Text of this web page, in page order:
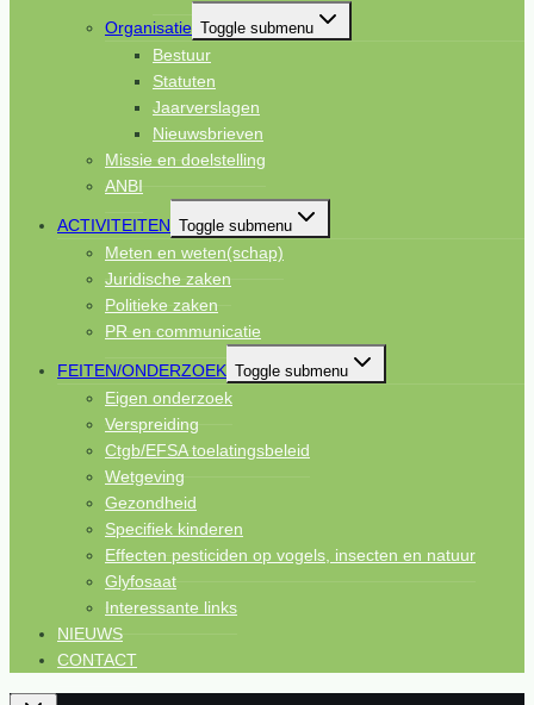
Organisatie Toggle submenu
Bestuur
Statuten
Jaarverslagen
Nieuwsbrieven
Missie en doelstelling
ANBI
ACTIVITEITEN Toggle submenu
Meten en weten(schap)
Juridische zaken
Politieke zaken
PR en communicatie
FEITEN/ONDERZOEK Toggle submenu
Eigen onderzoek
Verspreiding
Ctgb/EFSA toelatingsbeleid
Wetgeving
Gezondheid
Specifiek kinderen
Effecten pesticiden op vogels, insecten en natuur
Glyfosaat
Interessante links
NIEUWS
CONTACT